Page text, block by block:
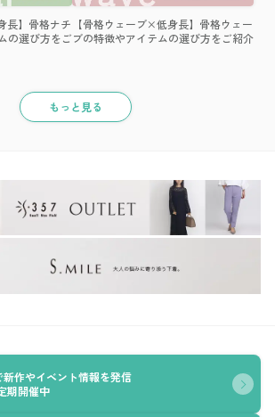
長】骨格ナチ
の選び方をご
【骨格ウェーブ×低身長】骨格ウェー
ブの特徴やアイテムの選び方をご紹介
もっと見る
作やイベント情報を発信
期開催中